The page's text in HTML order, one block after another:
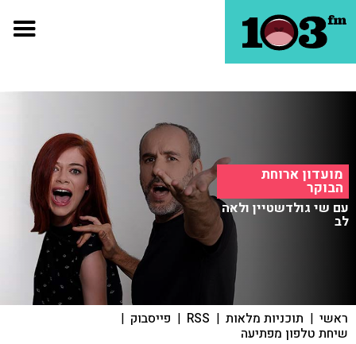
מועדון ארוחת
הבוקר
עם שי גולדשטיין ולאה
לב
ראשי | תוכניות מלאות |
RSS
| פייסבוק |
שיחת טלפון מפתיעה